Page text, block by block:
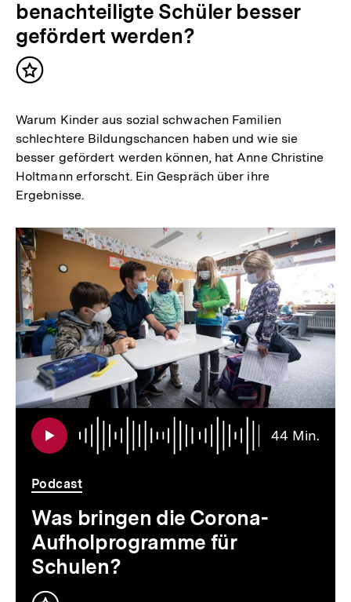
benachteiligte Schüler besser
gefördert werden?
Inhalt
Warum Kinder aus sozial schwachen Familien
schlechtere Bildungschancen haben und wie sie
besser gefördert werden können, hat Anne Christine
Holtmann erforscht. Ein Gespräch über ihre
Ergebnisse.
44 Min.
Podcast
Was bringen die Corona-
Aufholprogramme für
Schulen?